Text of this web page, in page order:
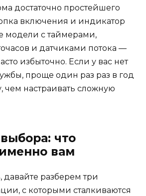
достаточно простейшего
включения и индикатор
модели с таймерами,
и датчиками потока —
избыточно. Если у вас нет
проще один раз раз в год
чем настраивать сложную
что
вам
давайте разберем три
с которыми сталкиваются